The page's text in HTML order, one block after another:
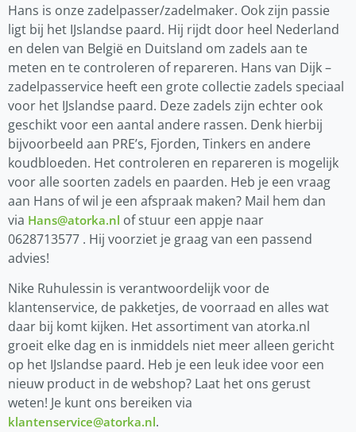
Hans is onze zadelpasser/zadelmaker. Ook zijn passie
ligt bij het IJslandse paard. Hij rijdt door heel Nederland
en delen van België en Duitsland om zadels aan te
meten en te controleren of repareren. Hans van Dijk –
zadelpasservice heeft een grote collectie zadels speciaal
voor het IJslandse paard. Deze zadels zijn echter ook
geschikt voor een aantal andere rassen. Denk hierbij
bijvoorbeeld aan PRE’s, Fjorden, Tinkers en andere
koudbloeden. Het controleren en repareren is mogelijk
voor alle soorten zadels en paarden. Heb je een vraag
aan Hans of wil je een afspraak maken? Mail hem dan
via Hans@atorka.nl of stuur een appje naar
0628713577 . Hij voorziet je graag van een passend
advies!
Nike Ruhulessin is verantwoordelijk voor de
klantenservice, de pakketjes, de voorraad en alles wat
daar bij komt kijken. Het assortiment van atorka.nl
groeit elke dag en is inmiddels niet meer alleen gericht
op het IJslandse paard. Heb je een leuk idee voor een
nieuw product in de webshop? Laat het ons gerust
weten! Je kunt ons bereiken via
klantenservice@atorka.nl.